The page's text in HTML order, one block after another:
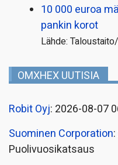
10 000 euroa
pankin korot
Lähde:
OMXHEX UUTISIA
Robit Oyj: 2026-08-07
Suominen Corporation
Puolivuosikatsaus